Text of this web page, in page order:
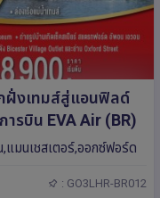
ฝั่งเทมส์สู่แอนฟิลด์
ยการบิน EVA Air (BR)
แมนเชสเตอร์,ออกซ์ฟอร์ด
: GO3LHR-BR012